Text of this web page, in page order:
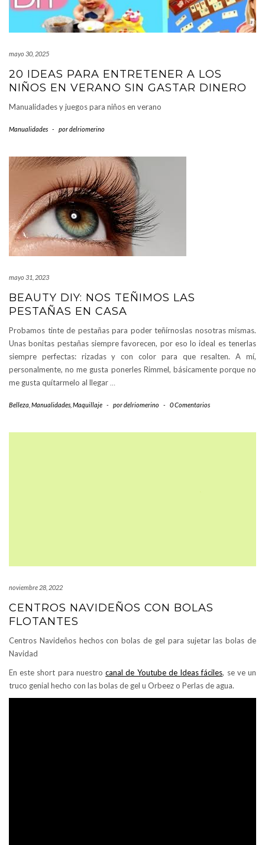
mayo 30, 2025
20 IDEAS PARA ENTRETENER A LOS
NIÑOS EN VERANO SIN GASTAR DINERO
Manualidades y juegos para niños en verano
Manualidades - pordelriomerino
mayo 31, 2023
BEAUTY DIY: NOS TEÑIMOS LAS
PESTAÑAS EN CASA
Probamos tinte de pestañas para poder teñírnoslas nosotras mismas.
Unas bonitas pestañas siempre favorecen, por eso lo ideal es tenerlas
siempre perfectas: rizadas y con color para que resalten. A mí,
personalmente, no me gusta ponerles Rimmel, básicamente porque no
me gusta quítarmelo al llegar …
Belleza Manualidades Maquillaje - pordelriomerino - 0 Comentarios
noviembre 28, 2022
CENTROS NAVIDEÑOS CON BOLAS
FLOTANTES
Centros Navideños hechos con bolas de gel para sujetar las bolas de
Navidad
En este short para nuestrocanal de Youtube de Ideas fáciles, se ve un
truco genial hecho con las bolas de gel u Orbeez o Perlas de agua.